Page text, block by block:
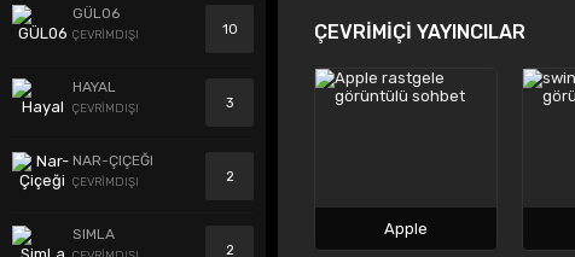
GÜL06
ÇEVRİMDIŞI 10
HAYAL
ÇEVRİMDIŞI 3
NAR-ÇIÇEĞI
ÇEVRİMDIŞI 2
SIMLA
2
ÇEVRİMİÇİ YAYINCILAR
Apple